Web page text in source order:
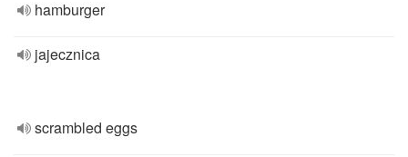
hamburger
jajecznica
scrambled eggs